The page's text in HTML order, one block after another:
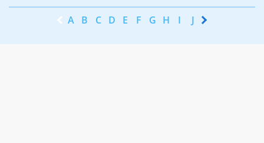
A B C D E F G H I J K